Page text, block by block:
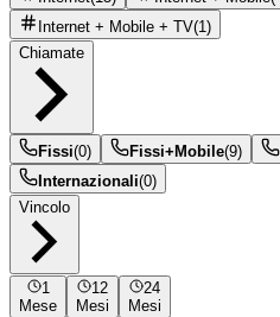
Internet + Mobile + TV(1)
Chiamate
Fissi(0) Fissi+Mobile(9)
Internazionali(0)
Vincolo
1
Mese
12
Mesi
24
Mesi